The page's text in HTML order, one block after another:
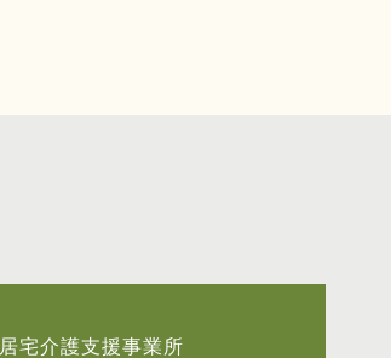
居宅介護支援事業所